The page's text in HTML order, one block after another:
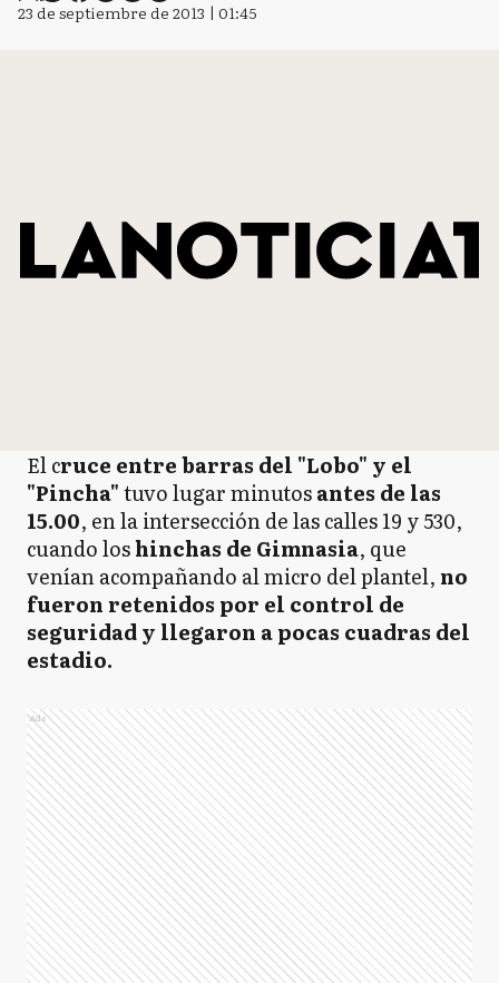
23 de septiembre de 2013 | 01:45
El cruce entre barras del "Lobo" y el
"Pincha"tuvo lugar minutosantes de las
15.00, en la intersección de las calles 19 y 530,
cuando loshinchas de Gimnasia, que
venían acompañando al micro del plantel, no
fueron retenidos por el control de
seguridad y llegaron a pocas cuadras del
estadio.
Ads